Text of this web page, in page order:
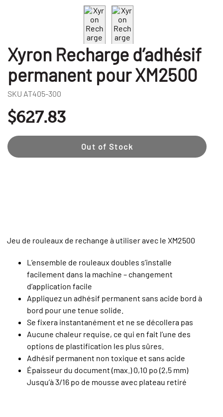
Xyron Recharge d’adhésif
permanent pour XM2500
SKU AT405-300
$627.83
Out of Stock
Jeu de rouleaux de rechange à utiliser avec le XM2500
L’ensemble de rouleaux doubles s’installe
facilement dans la machine – changement
d’application facile
Appliquez un adhésif permanent sans acide bord à
bord pour une tenue solide.
Se fixera instantanément et ne se décollera pas
Aucune chaleur requise, ce qui en fait l’une des
options de plastification les plus sûres.
Adhésif permanent non toxique et sans acide
Épaisseur du document (max.) 0,10 po (2,5 mm)
Jusqu’à 3/16 po de mousse avec plateau retiré